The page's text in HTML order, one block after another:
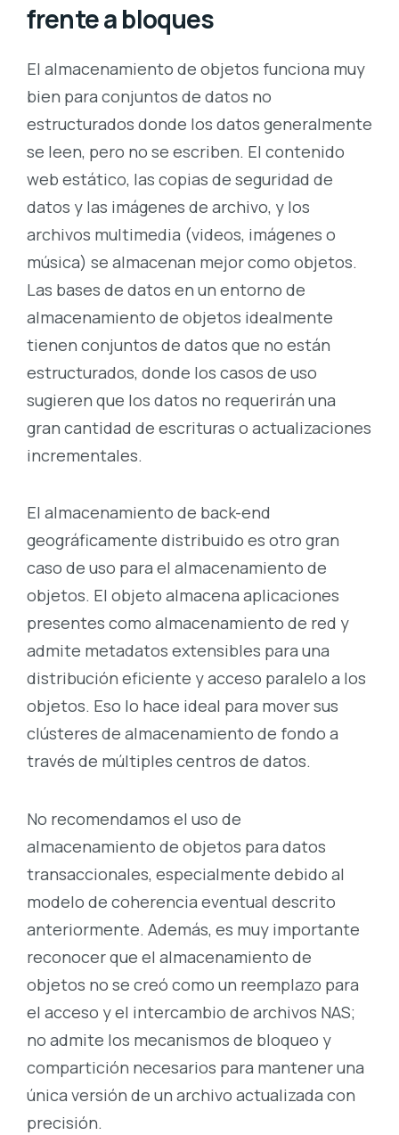
frente a bloques
El almacenamiento de objetos funciona muy
bien para conjuntos de datos no
estructurados donde los datos generalmente
se leen, pero no se escriben. El contenido
web estático, las copias de seguridad de
datos y las imágenes de archivo, y los
archivos multimedia (videos, imágenes o
música) se almacenan mejor como objetos.
Las bases de datos en un entorno de
almacenamiento de objetos idealmente
tienen conjuntos de datos que no están
estructurados, donde los casos de uso
sugieren que los datos no requerirán una
gran cantidad de escrituras o actualizaciones
incrementales.
El almacenamiento de back-end
geográficamente distribuido es otro gran
caso de uso para el almacenamiento de
objetos. El objeto almacena aplicaciones
presentes como almacenamiento de red y
admite metadatos extensibles para una
distribución eficiente y acceso paralelo a los
objetos. Eso lo hace ideal para mover sus
clústeres de almacenamiento de fondo a
través de múltiples centros de datos.
No recomendamos el uso de
almacenamiento de objetos para datos
transaccionales, especialmente debido al
modelo de coherencia eventual descrito
anteriormente. Además, es muy importante
reconocer que el almacenamiento de
objetos no se creó como un reemplazo para
el acceso y el intercambio de archivos NAS;
no admite los mecanismos de bloqueo y
compartición necesarios para mantener una
única versión de un archivo actualizada con
precisión.